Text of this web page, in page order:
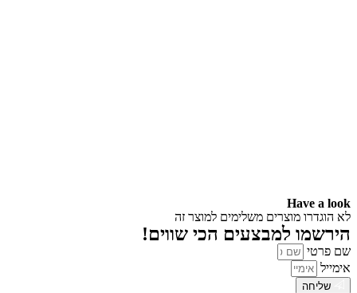
Have a look
לא הוגדרו מוצרים משלימים למוצר זה
הירשמו למבצעים הכי שווים!
שם פרטי
אימייל
שליחה